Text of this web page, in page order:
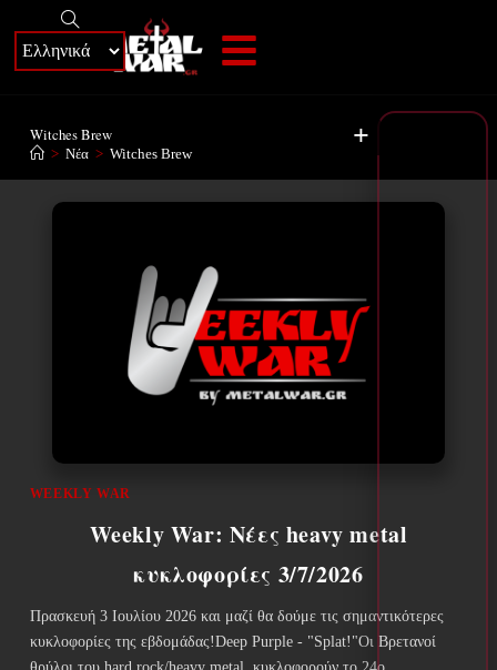
+
Witches Brew
> Νέα > Witches Brew
WEEKLY WAR
Weekly War: Νέες heavy metal
κυκλοφορίες 3/7/2026
Πρασκευή 3 Ιουλίου 2026 και μαζί θα δούμε τις σημαντικότερες
κυκλοφορίες της εβδομάδας!Deep Purple - "Splat!"Οι Βρετανοί